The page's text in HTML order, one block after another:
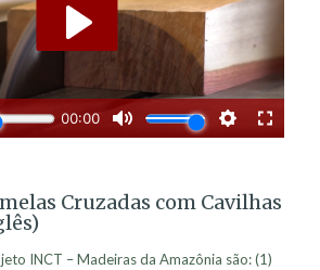
Cruzadas com Cavilhas
INCT – Madeiras da Amazônia são: (1)